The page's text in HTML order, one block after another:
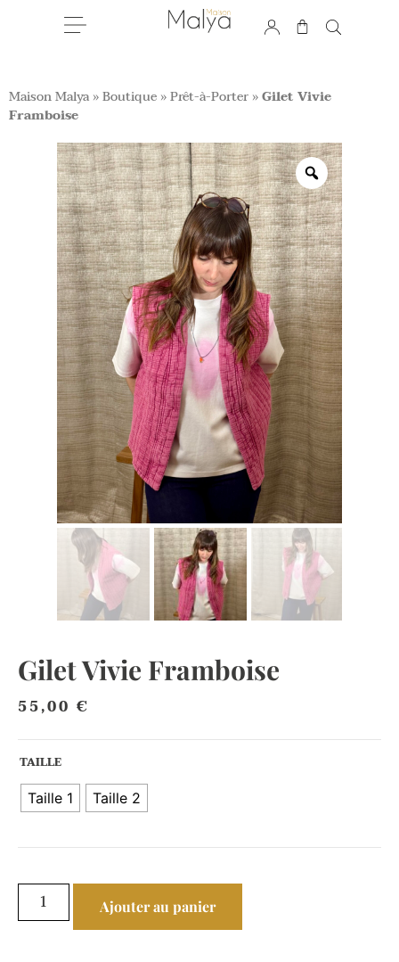
Maison Malya »Boutique »Prêt-à-Porter »Gilet Vivie
Framboise
Gilet Vivie Framboise
55,00 €
TAILLE
Taille 1
Taille 2
Ajouter au panier